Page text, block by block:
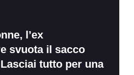
l’ex
svuota il sacco
tutto per una